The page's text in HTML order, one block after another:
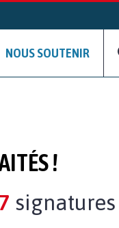
NOUS SOUTENIR
!
signatures